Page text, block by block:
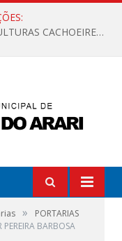
A VALORIZAÇÃO DAS HISTÓRIAS E CULTURAS CACHOEIRENSES
»
PORTARIAS
BARBOSA